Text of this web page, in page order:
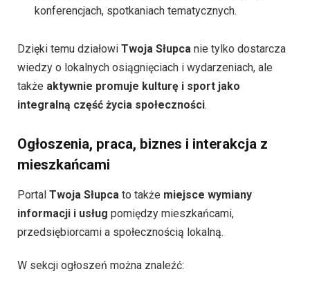
konferencjach, spotkaniach tematycznych.
Dzięki temu działowi Twoja Słupca nie tylko dostarcza
wiedzy o lokalnych osiągnięciach i wydarzeniach, ale
także aktywnie promuje kulturę i sport jako
integralną część życia społeczności.
Ogłoszenia, praca, biznes i interakcja z
mieszkańcami
Portal Twoja Słupca to także miejsce wymiany
informacji i usług pomiędzy mieszkańcami,
przedsiębiorcami a społecznością lokalną.
W sekcji ogłoszeń można znaleźć: